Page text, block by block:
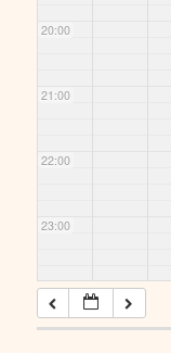
20:00
21:00
22:00
23:00